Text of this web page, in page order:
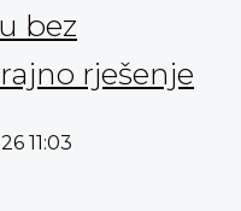
bez
rješenje
11:03